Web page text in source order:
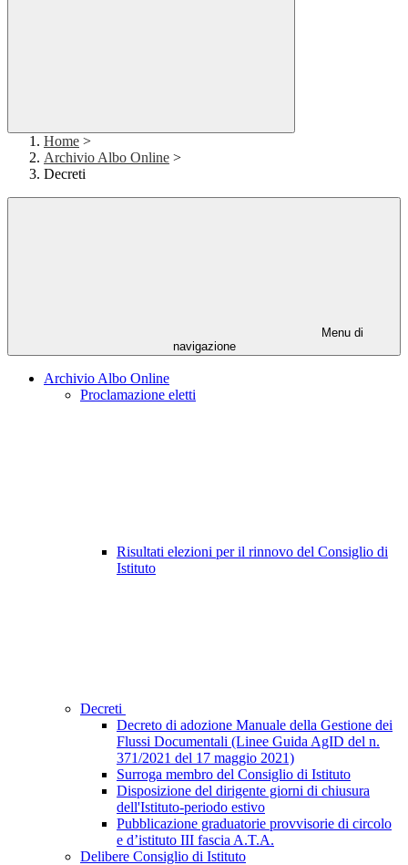
Home >
Archivio Albo Online >
Decreti
Menu di
navigazione
Archivio Albo Online
Proclamazione eletti
Risultati elezioni per il rinnovo del Consiglio di
Istituto
Decreti
Decreto di adozione Manuale della Gestione dei
Flussi Documentali (Linee Guida AgID del n.
371/2021 del 17 maggio 2021)
Surroga membro del Consiglio di Istituto
Disposizione del dirigente giorni di chiusura
dell'Istituto-periodo estivo
Pubblicazione graduatorie provvisorie di circolo
e d’istituto III fascia A.T.A.
Delibere Consiglio di Istituto